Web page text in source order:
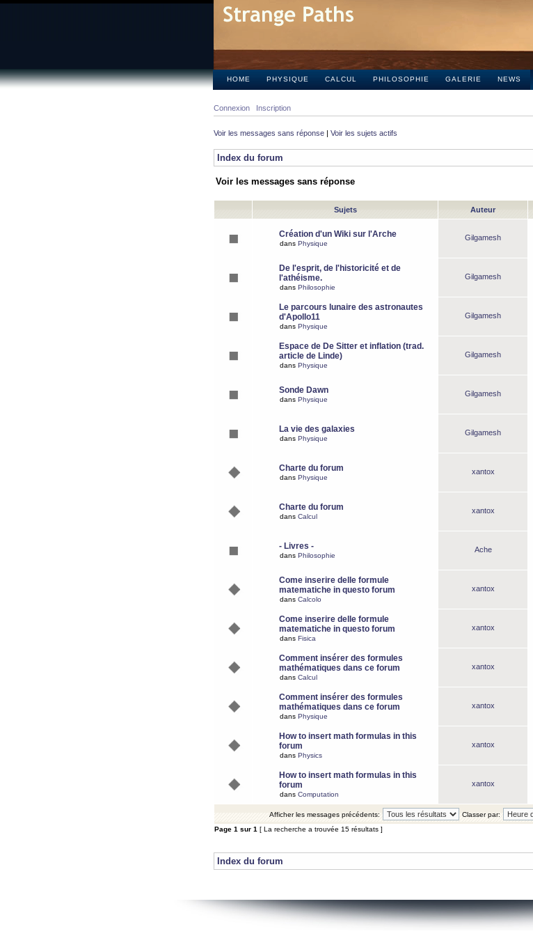
HOME PHYSIQUE CALCUL PHILOSOPHIE GALERIE NEWS
Connexion Inscription
Voir les messages sans réponse | Voir les sujets actifs
Index du forum
Voir les messages sans réponse
Sujets Auteur
Création d'un Wiki sur l'Arche
dans Physique
Gilgamesh
De l'esprit, de l'historicité et de
l'athéisme.
dans Philosophie
Gilgamesh
Le parcours lunaire des astronautes
d'Apollo11
dans Physique
Gilgamesh
Espace de De Sitter et inflation (trad.
article de Linde)
dans Physique
Gilgamesh
Sonde Dawn
dans Physique
Gilgamesh
La vie des galaxies
dans Physique
Gilgamesh
Charte du forum
dans Physique
xantox
Charte du forum
dans Calcul
xantox
- Livres -
dans Philosophie
Ache
Come inserire delle formule
matematiche in questo forum
dans Calcolo
xantox
Come inserire delle formule
matematiche in questo forum
dans Fisica
xantox
Comment insérer des formules
mathématiques dans ce forum
dans Calcul
xantox
Comment insérer des formules
mathématiques dans ce forum
dans Physique
xantox
How to insert math formulas in this
forum
dans Physics
xantox
How to insert math formulas in this
forum
dans Computation
xantox
Afficher les messages précédents:
Classer par:
Page 1 sur 1 [ La recherche a trouvée 15 résultats ]
Index du forum